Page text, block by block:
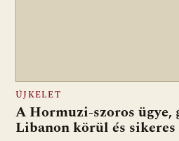
ÚJKELET
A Hormuzi-szoros ügye,
Libanon körül és